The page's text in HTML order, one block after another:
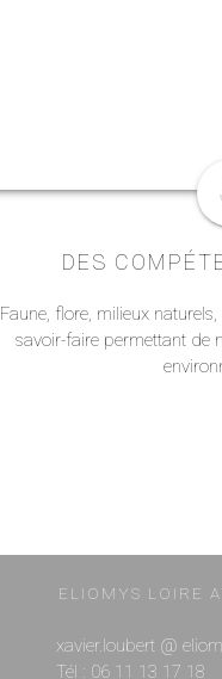
DES
Faune, flore, milieux
savoir-faire permettant de
ELIOMYS LOIRE
xavier.loubert @
Tél : 06 11 13 17 18